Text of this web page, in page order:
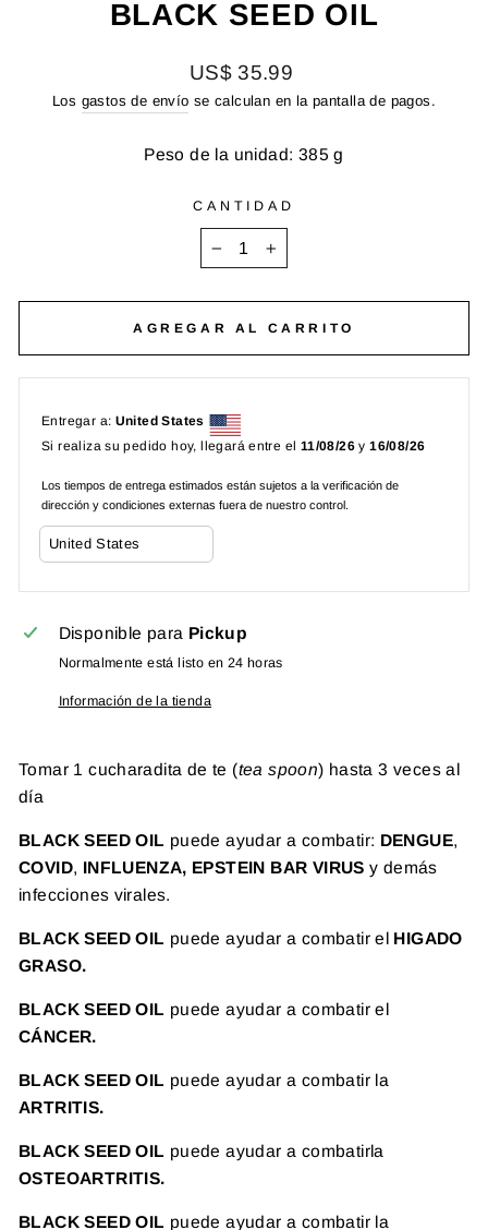
BLACK SEED OIL
Precio
habitual
US$ 35.99
Los gastos de envío se calculan en la pantalla de pagos.
Peso de la unidad: 385 g
CANTIDAD
AGREGAR AL CARRITO
Entregar a: United States
Si realiza su pedido hoy, llegará entre el 11/08/26y16/08/26
Los tiempos de entrega estimados están sujetos a la verificación de
dirección y condiciones externas fuera de nuestro control.
Disponible para Pickup
Normalmente está listo en 24 horas
Información de la tienda
Tomar 1 cucharadita de te (tea spoon) hasta 3 veces al
día
BLACK SEED OIL puede ayudar a combatir: DENGUE,
COVID, INFLUENZA, EPSTEIN BAR VIRUS y demás
infecciones virales.
BLACK SEED OIL puede ayudar a combatir el HIGADO
GRASO.
BLACK SEED OIL puede ayudar a combatir el
CÁNCER.
BLACK SEED OIL puede ayudar a combatir la
ARTRITIS.
BLACK SEED OIL puede ayudar a combatirla
OSTEOARTRITIS.
BLACK SEED OIL puede ayudar a combatir la